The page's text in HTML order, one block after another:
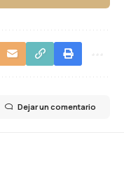
Dejar un comentario